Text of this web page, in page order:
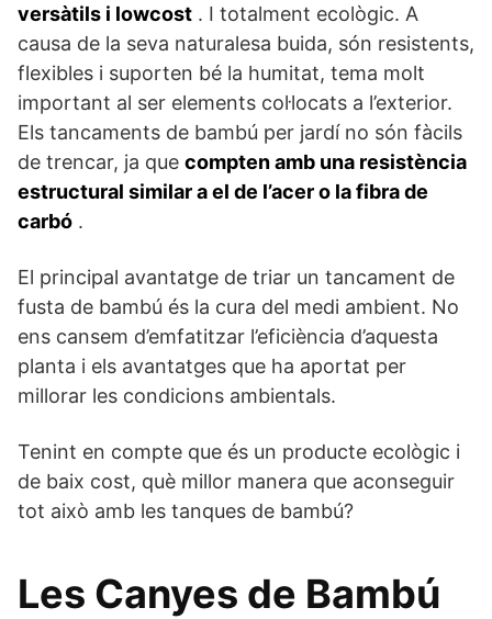
versàtils i lowcost . I totalment ecològic. A
causa de la seva naturalesa buida, són resistents,
flexibles i suporten bé la humitat, tema molt
important al ser elements col·locats a l’exterior.
Els tancaments de bambú per jardí no són fàcils
de trencar, ja que compten amb una resistència
estructural similar a el de l’acer o la fibra de
carbó .
El principal avantatge de triar un tancament de
fusta de bambú és la cura del medi ambient. No
ens cansem d’emfatitzar l’eficiència d’aquesta
planta i els avantatges que ha aportat per
millorar les condicions ambientals.
Tenint en compte que és un producte ecològic i
de baix cost, què millor manera que aconseguir
tot això amb les tanques de bambú?
Les Canyes de Bambú